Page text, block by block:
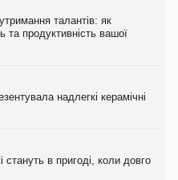
талантів: як
та продуктивність вашої
надлегкі керамічні
стануть в пригоді, коли довго